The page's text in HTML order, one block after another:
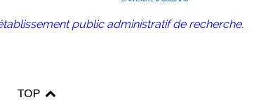
public administratif de recherche.
TOP